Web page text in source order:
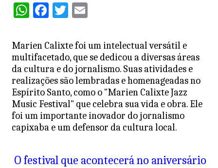
W
at
s
A
p
p
F
c
e
b
o
o
k
T
itt
er
E
ai
l
Marien Calixte foi um intelectual versátil e
multifacetado, que se dedicou a diversas áreas
da cultura e do jornalismo. Suas atividades e
realizações são lembradas e homenageadas no
Espírito Santo, como o "Marien Calixte Jazz
Music Festival" que celebra sua vida e obra. Ele
foi um importante inovador do jornalismo
capixaba e um defensor da cultura local.
O festival que acontecerá no aniversário